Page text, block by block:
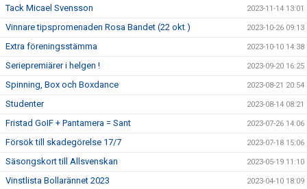
Tack Micael Svensson 2023-11-14 13:01
Vinnare tipspromenaden Rosa Bandet (22 okt ) 2023-10-26 09:13
Extra föreningsstämma 2023-10-10 14:38
Seriepremiärer i helgen ! 2023-09-20 16:25
Spinning, Box och Boxdance 2023-08-21 20:54
Studenter 2023-08-14 08:21
Fristad GoIF + Pantamera = Sant 2023-07-26 14:06
Försök till skadegörelse 17/7 2023-07-18 15:06
Säsongskort till Allsvenskan 2023-05-19 11:10
Vinstlista Bollarännet 2023 2023-04-10 18:09